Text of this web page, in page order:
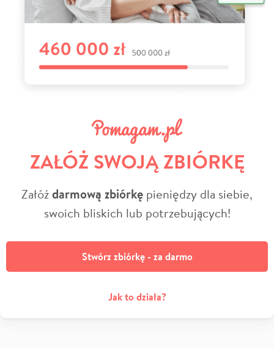
ZAŁÓŻ SWOJĄ ZBIÓRKĘ
Załóżdarmową zbiórkę pieniędzy dla siebie,
swoich bliskich lub potrzebujących!
Stwórz zbiórkę - za darmo
Jak to działa?